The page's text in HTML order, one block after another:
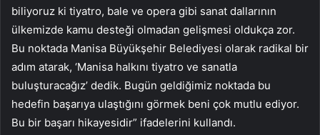
biliyoruz ki tiyatro, bale ve opera gibi sanat dallarının
ülkemizde kamu desteği olmadan gelişmesi oldukça zor.
Bu noktada Manisa Büyükşehir Belediyesi olarak radikal bir
adım atarak, ‘Manisa halkını tiyatro ve sanatla
buluşturacağız’ dedik. Bugün geldiğimiz noktada bu
hedefin başarıya ulaştığını görmek beni çok mutlu ediyor.
Bu bir başarı hikayesidir” ifadelerini kullandı.